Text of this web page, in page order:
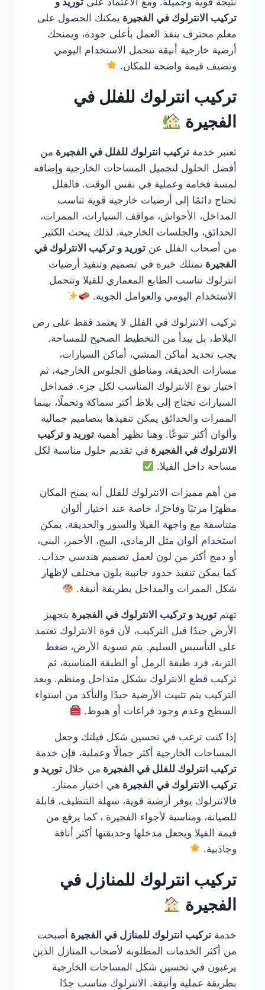
تركيب الانترلوك في الفجيرة يمكنك الحصول على
معلم محترف ينفذ العمل بأعلى جودة، ويمنحك
أرضية خارجية أنيقة تتحمل الاستخدام اليومي
وتضيف قيمة واضحة للمكان.
تركيب انترلوك للفلل في
الفجيرة
تعتبر خدمة تركيب انترلوك للفلل في الفجيرة من
أفضل الحلول لتجميل المساحات الخارجية وإضافة
لمسة فخامة وعملية في نفس الوقت. فالفلل
تحتاج دائمًا إلى أرضيات خارجية قوية تناسب
المداخل، الأحواش، مواقف السيارات، الممرات،
الحدائق، والجلسات الخارجية. لذلك يبحث الكثير
من أصحاب الفلل عن توريد و تركيب الانترلوك في
الفجيرة تمتلك خبرة في تصميم وتنفيذ أرضيات
انترلوك تناسب الطابع المعماري للفيلا وتتحمل
الاستخدام اليومي والعوامل الجوية.
تركيب الانترلوك في الفلل لا يعتمد فقط على رص
البلاط، بل يبدأ من التخطيط الصحيح للمساحة.
يجب تحديد أماكن المشي، أماكن السيارات،
مسارات الحديقة، ومناطق الجلوس الخارجية، ثم
اختيار نوع الانترلوك المناسب لكل جزء. فمداخل
السيارات تحتاج إلى بلاط أكثر سماكة وتحملًا، بينما
الممرات والحدائق يمكن تنفيذها بتصاميم جمالية
وألوان أكثر تنوعًا. وهنا تظهر أهمية توريد و تركيب
الانترلوك في الفجيرة في تقديم حلول مناسبة لكل
مساحة داخل الفيلا.
من أهم مميزات الانترلوك للفلل أنه يمنح المكان
مظهرًا مرتبًا وفاخرًا، خاصة عند اختيار ألوان
متناسقة مع واجهة الفيلا والسور والحديقة. يمكن
استخدام ألوان مثل الرمادي، البيج، الأحمر، البني،
أو دمج أكثر من لون لعمل تصميم هندسي جذاب.
كما يمكن تنفيذ حدود جانبية بلون مختلف لإظهار
شكل الممرات والمداخل بطريقة أنيقة.
تهتم توريد و تركيب الانترلوك في الفجيرة بتجهيز
الأرض جيدًا قبل التركيب، لأن قوة الانترلوك تعتمد
على التأسيس السليم. يتم تسوية الأرض، ضغط
التربة، فرد طبقة الرمل أو الطبقة المناسبة، ثم
تركيب قطع الانترلوك بشكل متداخل ومنظم. وبعد
التركيب يتم تثبيت الأرضية جيدًا والتأكد من استواء
السطح وعدم وجود فراغات أو هبوط.
إذا كنت ترغب في تحسين شكل فيلتك وجعل
المساحات الخارجية أكثر جمالًا وعملية، فإن خدمة
تركيب انترلوك للفلل في الفجيرة من خلال توريد و
تركيب الانترلوك في الفجيرة هي اختيار ممتاز.
فالانترلوك يوفر أرضية قوية، سهلة التنظيف، قابلة
للصيانة، ومناسبة لأجواء الفجيرة ، كما يرفع من
قيمة الفيلا ويجعل مدخلها وحديقتها أكثر أناقة
وجاذبية.
تركيب انترلوك للمنازل في
الفجيرة
خدمة تركيب انترلوك للمنازل في الفجيرة أصبحت
من أكثر الخدمات المطلوبة لأصحاب المنازل الذين
يرغبون في تحسين شكل المساحات الخارجية
بطريقة عملية وأنيقة. الانترلوك مناسب جدًا